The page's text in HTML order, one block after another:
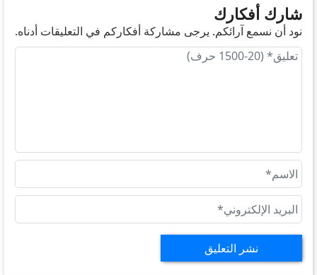
شارك أفكارك
نود أن نسمع آرائكم. يرجى مشاركة أفكاركم في التعليقات أدناه.